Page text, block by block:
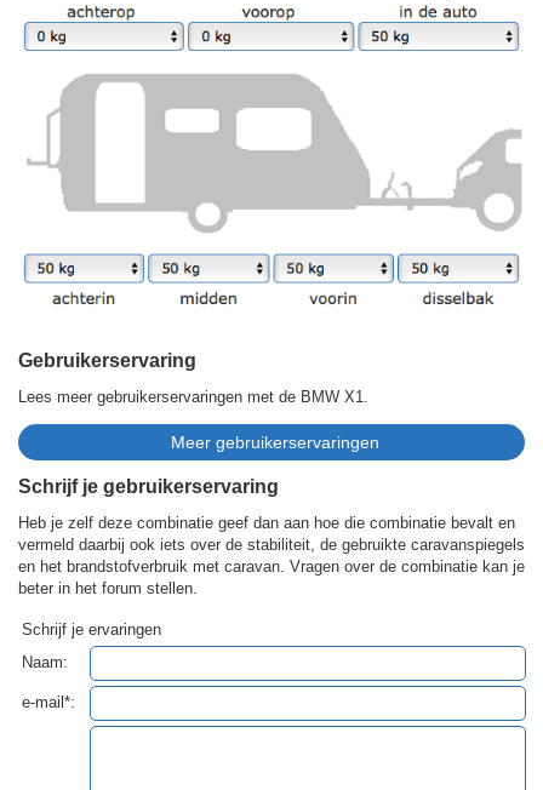
Gebruikerservaring
Lees meer gebruikerservaringen met de BMW X1.
Schrijf je gebruikerservaring
Heb je zelf deze combinatie geef dan aan hoe die combinatie bevalt en
vermeld daarbij ook iets over de stabiliteit, de gebruikte caravanspiegels
en het brandstofverbruik met caravan. Vragen over de combinatie kan je
beter in het forum stellen.
Schrijf je ervaringen
Naam:
e-mail*: